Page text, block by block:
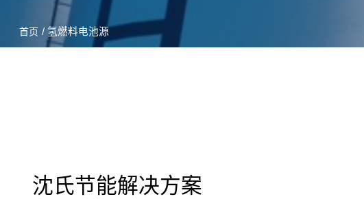
首页 / 氢燃料电池源
沈氏节能解决方案